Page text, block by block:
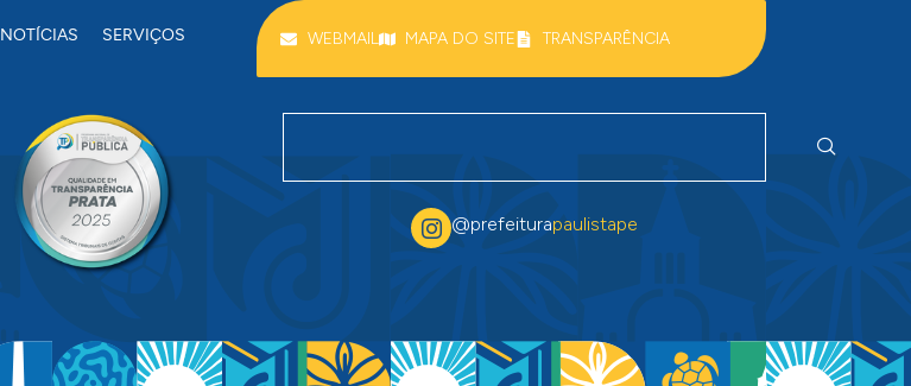
NOTÍCIAS SERVIÇOS WEBMAIL MAPA DO SITE TRANSPARÊNCIA
@prefeiturapaulistape